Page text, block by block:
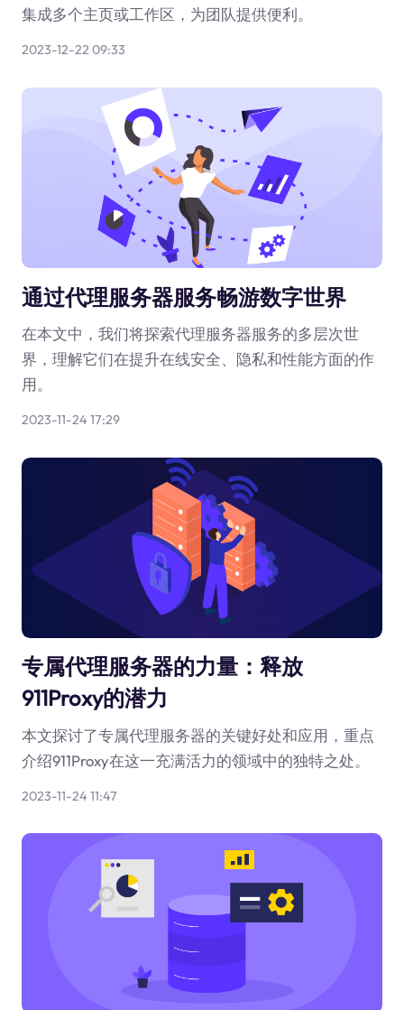
集成多个主页或工作区，为团队提供便利。
2023-12-22 09:33
通过代理服务器服务畅游数字世界
在本文中，我们将探索代理服务器服务的多层次世
界，理解它们在提升在线安全、隐私和性能方面的作
用。
2023-11-24 17:29
专属代理服务器的力量：释放
911Proxy的潜力
本文探讨了专属代理服务器的关键好处和应用，重点
介绍911Proxy在这一充满活力的领域中的独特之处。
2023-11-24 11:47